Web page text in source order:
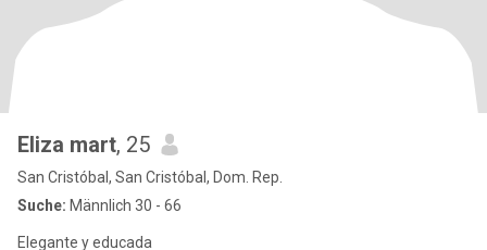
Eliza mart, 25
San Cristóbal, San Cristóbal, Dom. Rep.
Suche: Männlich 30 - 66
Elegante y educada